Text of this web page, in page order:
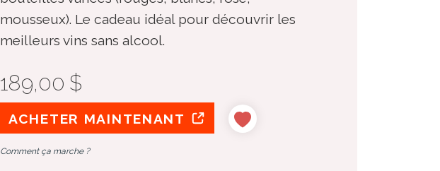
mousseux). Le cadeau idéal pour découvrir les
meilleurs vins sans alcool.
189,00 $
ACHETER MAINTENANT
Comment ça marche ?